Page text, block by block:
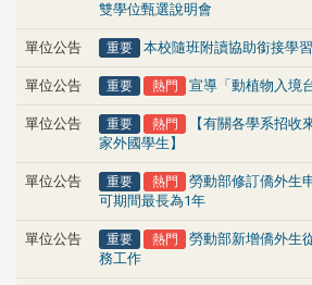
雙學位甄選說明會
單位公告 重要 本校隨班附讀協助銜接學
單位公告 重要 熱門 宣導「動植物入境
單位公告 重要 熱門
【有關各學系招收
家外國學生】
單位公告 重要 熱門
勞動部修訂僑外生
可期間最長為1年
單位公告 重要 熱門
勞動部新增僑外生
務工作